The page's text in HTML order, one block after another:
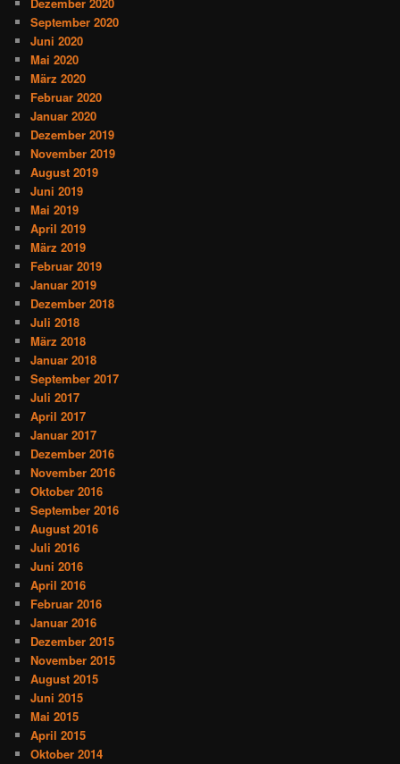
September 2020
Juni 2020
Mai 2020
März 2020
Februar 2020
Januar 2020
Dezember 2019
November 2019
August 2019
Juni 2019
Mai 2019
April 2019
März 2019
Februar 2019
Januar 2019
Dezember 2018
Juli 2018
März 2018
Januar 2018
September 2017
Juli 2017
April 2017
Januar 2017
Dezember 2016
November 2016
Oktober 2016
September 2016
August 2016
Juli 2016
Juni 2016
April 2016
Februar 2016
Januar 2016
Dezember 2015
November 2015
August 2015
Juni 2015
Mai 2015
April 2015
Oktober 2014